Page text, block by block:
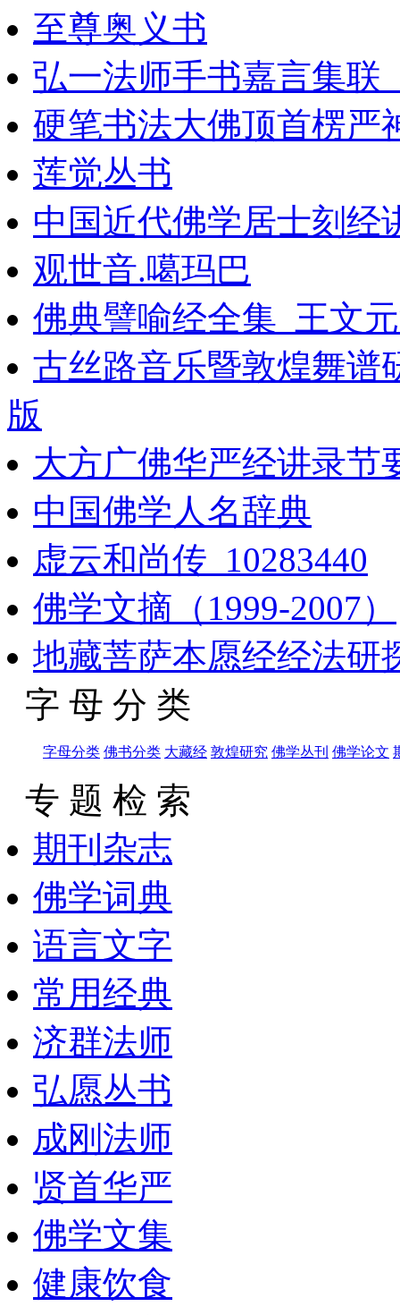
至尊奥义书
弘一法师手书嘉言集联
硬笔书法大佛顶首楞严
莲觉丛书
中国近代佛学居士刻经
观世音.噶玛巴
佛典譬喻经全集_王文
古丝路音乐暨敦煌舞谱
版
大方广佛华严经讲录节
中国佛学人名辞典
虚云和尚传_10283440
佛学文摘（1999-2007）
地藏菩萨本愿经经法研
字 母 分 类
字母分类 佛书分类 大藏经 敦煌研究 佛学丛刊 佛学论文
专 题 检 索
期刊杂志
佛学词典
语言文字
常用经典
济群法师
弘愿丛书
成刚法师
贤首华严
佛学文集
健康饮食